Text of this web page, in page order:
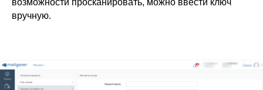
возможности просканировать, можно ввести ключ
вручную.